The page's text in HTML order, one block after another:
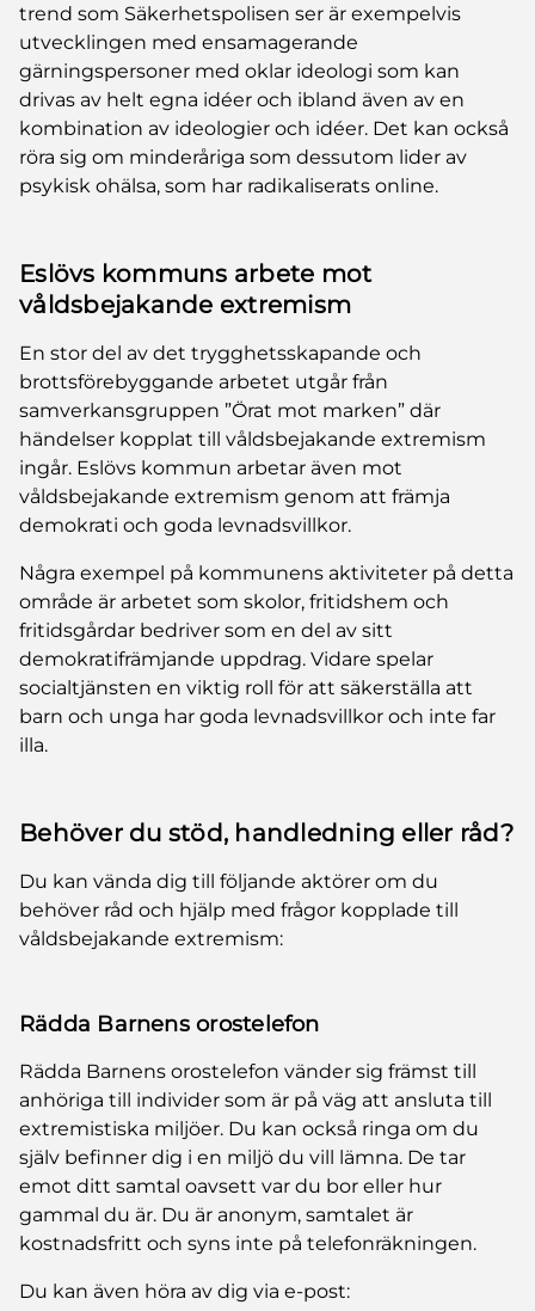
trend som Säkerhetspolisen ser är exempelvis
utvecklingen med ensamagerande
gärningspersoner med oklar ideologi som kan
drivas av helt egna idéer och ibland även av en
kombination av ideologier och idéer. Det kan också
röra sig om minderåriga som dessutom lider av
psykisk ohälsa, som har radikaliserats online.
Eslövs kommuns arbete mot
våldsbejakande extremism
En stor del av det trygghetsskapande och
brottsförebyggande arbetet utgår från
samverkansgruppen ”Örat mot marken” där
händelser kopplat till våldsbejakande extremism
ingår. Eslövs kommun arbetar även mot
våldsbejakande extremism genom att främja
demokrati och goda levnadsvillkor.
Några exempel på kommunens aktiviteter på detta
område är arbetet som skolor, fritidshem och
fritidsgårdar bedriver som en del av sitt
demokratifrämjande uppdrag. Vidare spelar
socialtjänsten en viktig roll för att säkerställa att
barn och unga har goda levnadsvillkor och inte far
illa.
Behöver du stöd, handledning eller råd?
Du kan vända dig till följande aktörer om du
behöver råd och hjälp med frågor kopplade till
våldsbejakande extremism:
Rädda Barnens orostelefon
Rädda Barnens orostelefon vänder sig främst till
anhöriga till individer som är på väg att ansluta till
extremistiska miljöer. Du kan också ringa om du
själv befinner dig i en miljö du vill lämna. De tar
emot ditt samtal oavsett var du bor eller hur
gammal du är. Du är anonym, samtalet är
kostnadsfritt och syns inte på telefonräkningen.
Du kan även höra av dig via e-post: